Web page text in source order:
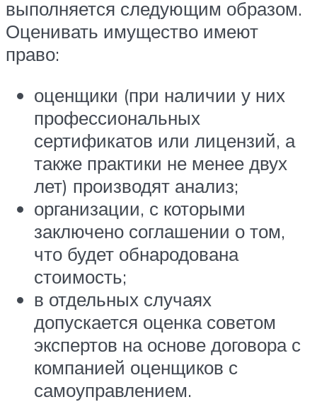
выполняется следующим образом.
Оценивать имущество имеют
право:
оценщики (при наличии у них
профессиональных
сертификатов или лицензий, а
также практики не менее двух
лет) производят анализ;
организации, с которыми
заключено соглашении о том,
что будет обнародована
стоимость;
в отдельных случаях
допускается оценка советом
экспертов на основе договора с
компанией оценщиков с
самоуправлением.